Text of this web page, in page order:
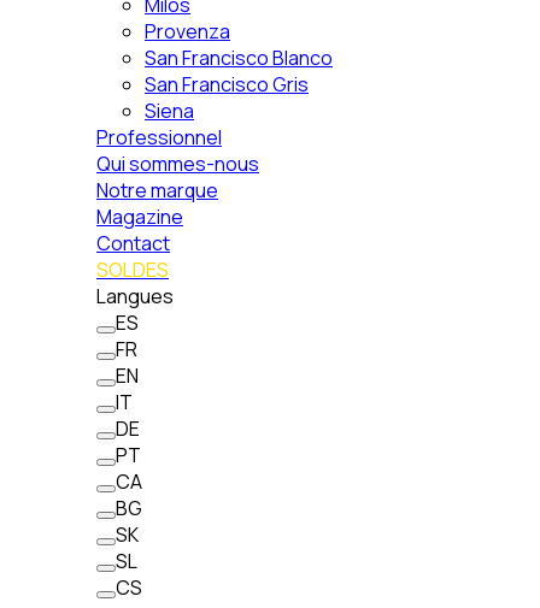
Provenza
San Francisco Blanco
San Francisco Gris
Siena
Professionnel
Qui sommes-nous
Notre marque
Magazine
Contact
SOLDES
Langues
ES
FR
EN
IT
DE
PT
CA
BG
SK
SL
CS